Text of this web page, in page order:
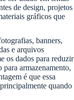
de design, projetos
gráficos que
banners,
e arquivos
os dados para reduzir
armazenamento,
é que essa
quando